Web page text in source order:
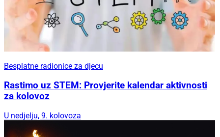
Besplatne radionice za djecu
Rastimo uz STEM: Provjerite kalendar aktivnosti
za kolovoz
U nedjelju, 9. kolovoza